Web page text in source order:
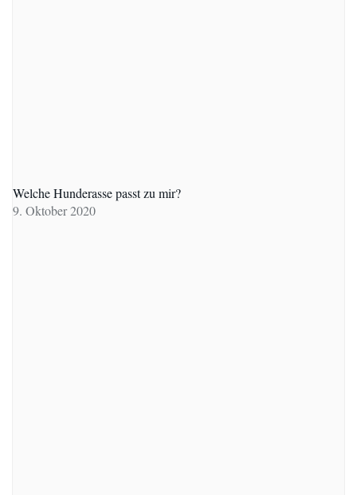
Welche Hunderasse passt zu mir?
9. Oktober 2020